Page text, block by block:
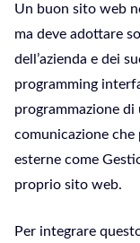
Un buon sito web
ma deve adottare
dell’azienda e dei
programming
programmazione di
comunicazione
esterne come
proprio sito web.
Per integrare